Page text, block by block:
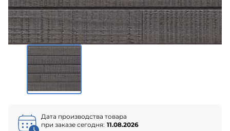
Дата производства товара
при заказе сегодня: 11.08.2026